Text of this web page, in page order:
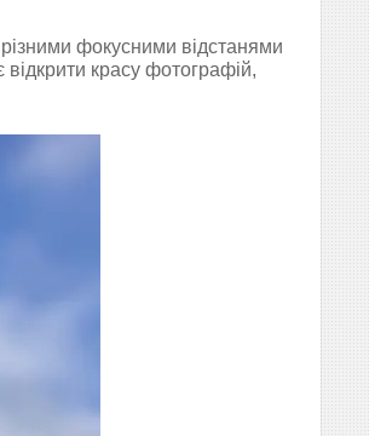
фокусними відстанями
красу фотографій,